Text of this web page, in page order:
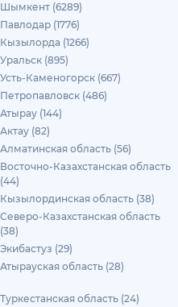
Шымкент (6289)
Павлодар (1776)
Кызылорда (1266)
Уральск (895)
Усть-Каменогорск (667)
Петропавловск (486)
Атырау (144)
Актау (82)
Алматинская область (56)
Восточно-Казахстанская область
(44)
Кызылординская область (38)
Северо-Казахстанская область
(38)
Экибастуз (29)
Атырауская область (28)
Туркестанская область (24)